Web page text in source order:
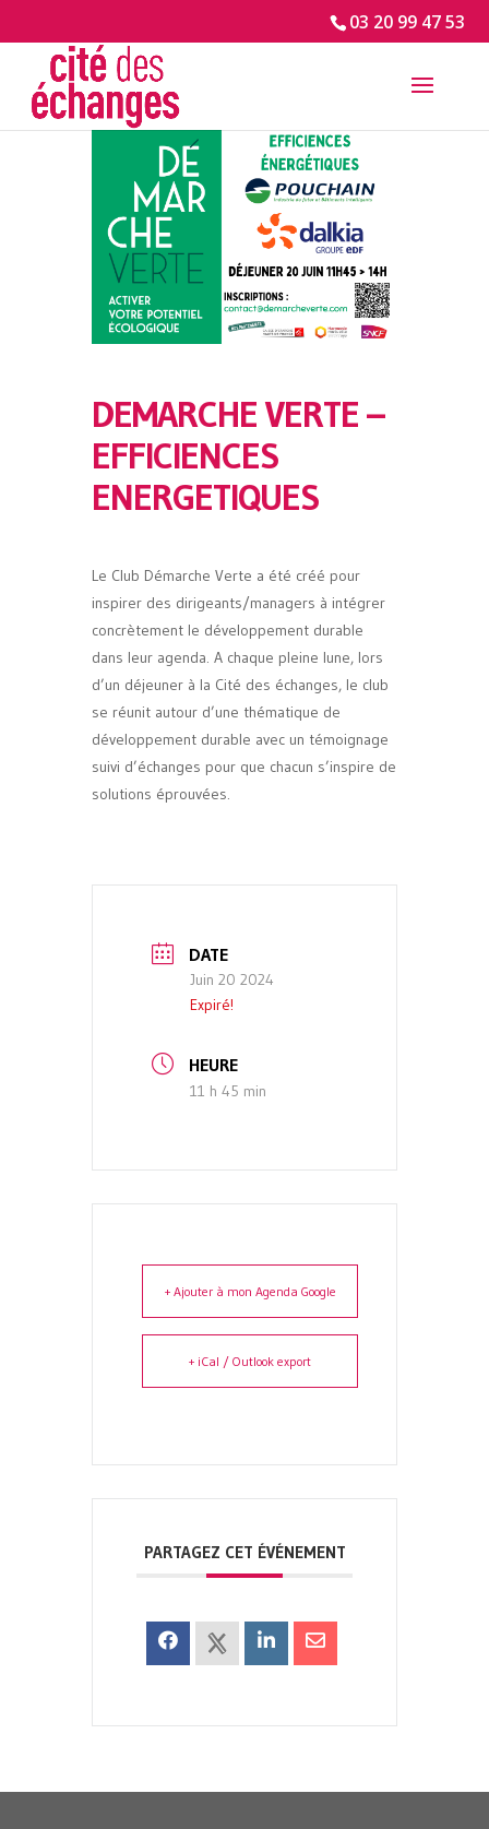
03 20 99 47 53
DEMARCHE VERTE –
EFFICIENCES
ENERGETIQUES
Le Club Démarche Verte a été créé pour
inspirer des dirigeants/managers à intégrer
concrètement le développement durable
dans leur agenda. A chaque pleine lune, lors
d’un déjeuner à la Cité des échanges, le club
se réunit autour d’une thématique de
développement durable avec un témoignage
suivi d’échanges pour que chacun s’inspire de
solutions éprouvées.
DATE
Juin 20 2024
Expiré!
HEURE
11 h 45 min
+ Ajouter à mon Agenda Google
+ iCal / Outlook export
PARTAGEZ CET ÉVÉNEMENT